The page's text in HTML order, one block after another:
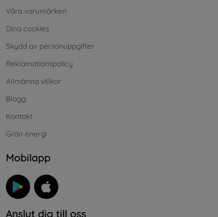
Våra varumärken
Dina cookies
Skydd av personuppgifter
Reklamationspolicy
Allmänna villkor
Blogg
Kontakt
Grön energi
Mobilapp
Anslut dig till oss